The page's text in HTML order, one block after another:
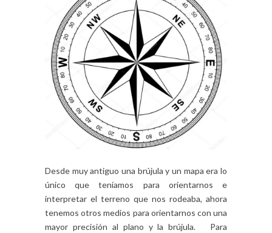
Desde muy antiguo una brújula y un mapa era lo
único que teníamos para orientarnos e
interpretar el terreno que nos rodeaba, ahora
tenemos otros medios para orientarnos con una
mayor precisión al plano y la brújula. Para